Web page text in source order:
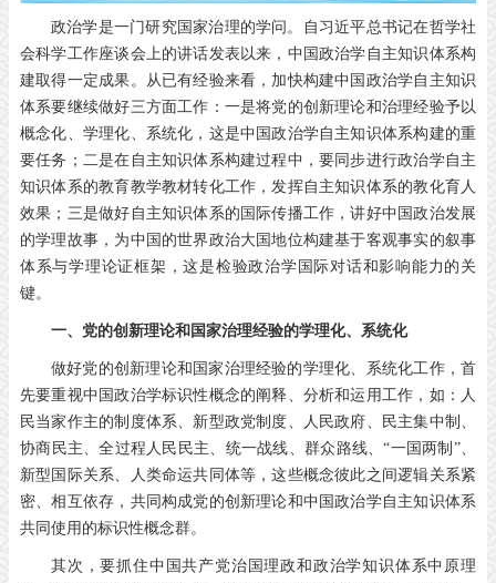
政治学是一门研究国家治理的学问。自习近平总书记在哲学社
会科学工作座谈会上的讲话发表以来，中国政治学自主知识体系构
建取得一定成果。从已有经验来看，加快构建中国政治学自主知识
体系要继续做好三方面工作：一是将党的创新理论和治理经验予以
概念化、学理化、系统化，这是中国政治学自主知识体系构建的重
要任务；二是在自主知识体系构建过程中，要同步进行政治学自主
知识体系的教育教学教材转化工作，发挥自主知识体系的教化育人
效果；三是做好自主知识体系的国际传播工作，讲好中国政治发展
的学理故事，为中国的世界政治大国地位构建基于客观事实的叙事
体系与学理论证框架，这是检验政治学国际对话和影响能力的关
键。
一、党的创新理论和国家治理经验的学理化、系统化
做好党的创新理论和国家治理经验的学理化、系统化工作，首
先要重视中国政治学标识性概念的阐释、分析和运用工作，如：人
民当家作主的制度体系、新型政党制度、人民政府、民主集中制、
协商民主、全过程人民民主、统一战线、群众路线、“一国两制”、
新型国际关系、人类命运共同体等，这些概念彼此之间逻辑关系紧
密、相互依存，共同构成党的创新理论和中国政治学自主知识体系
共同使用的标识性概念群。
其次，要抓住中国共产党治国理政和政治学知识体系中原理